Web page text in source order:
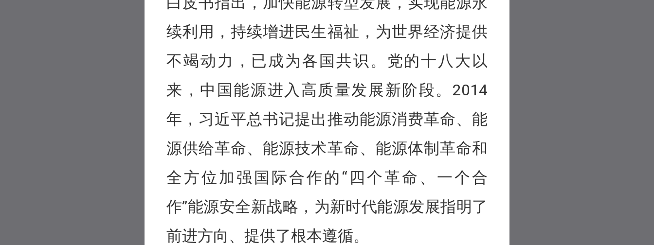
续利用，持续增进民生福祉，为世界经济提供
不竭动力，已成为各国共识。党的十八大以
来，中国能源进入高质量发展新阶段。2014
年，习近平总书记提出推动能源消费革命、能
源供给革命、能源技术革命、能源体制革命和
全方位加强国际合作的“四个革命、一个合
作”能源安全新战略，为新时代能源发展指明了
前进方向、提供了根本遵循。